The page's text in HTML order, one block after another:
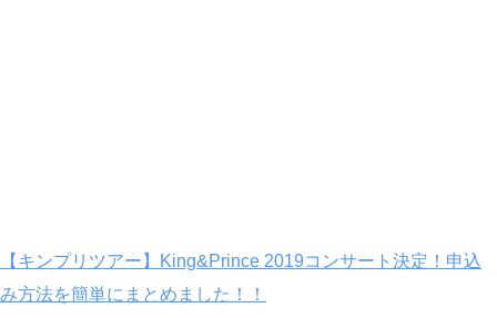
【キンプリツアー】King&Prince 2019コンサート決定！申込
み方法を簡単にまとめました！！